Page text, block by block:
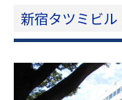
新宿タツミビル